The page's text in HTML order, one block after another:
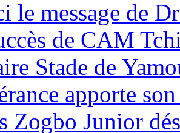
le message de
de CAM
Stade de
apporte
Zogbo Junior